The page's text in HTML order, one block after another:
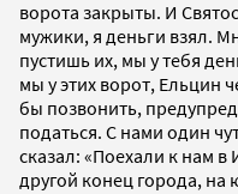
ворота закрыты. И
мужики, я деньги взял.
пустишь их, мы у тебя
мы у этих ворот, Ельцин
бы позвонить,
податься. С нами один
сказал: «Поехали к нам
другой конец города, на